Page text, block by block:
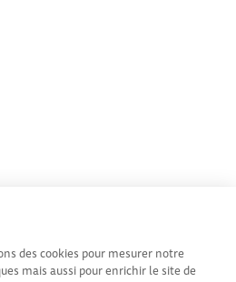
des cookies pour mesurer notre
mais aussi pour enrichir le site de